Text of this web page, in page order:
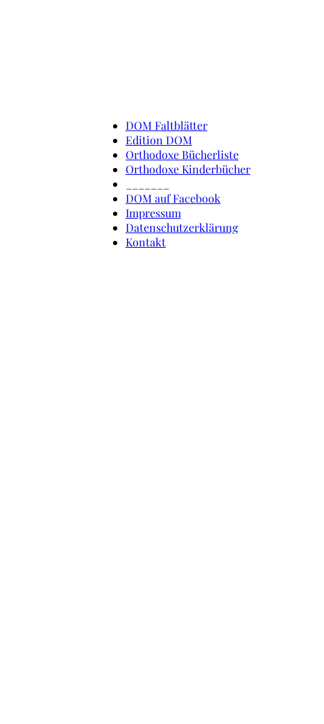
DOM Faltblätter
Edition DOM
Orthodoxe Bücherliste
Orthodoxe Kinderbücher
DOM auf Facebook
Impressum
Datenschutzerklärung
Kontakt